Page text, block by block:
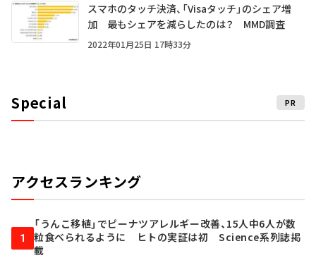
スマホのタッチ決済、「Visaタッチ」のシェア増
加 最もシェアを減らしたのは？ MMD調査
2022年01月25日 17時33分
Special PR
アクセスランキング
1
「うんこ移植」でピーナツアレルギー改善、15人中6人が数
粒食べられるように ヒトの実証は初 Science系列誌掲
載